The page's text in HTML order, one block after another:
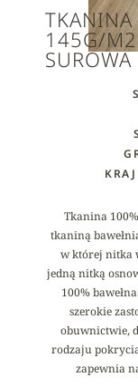
145G/
SUROWA
Tkanina
tkaniną
w której nitka
jedną nitką
100%
szerokie
obuwnictwie,
rodzaju
zapewnia